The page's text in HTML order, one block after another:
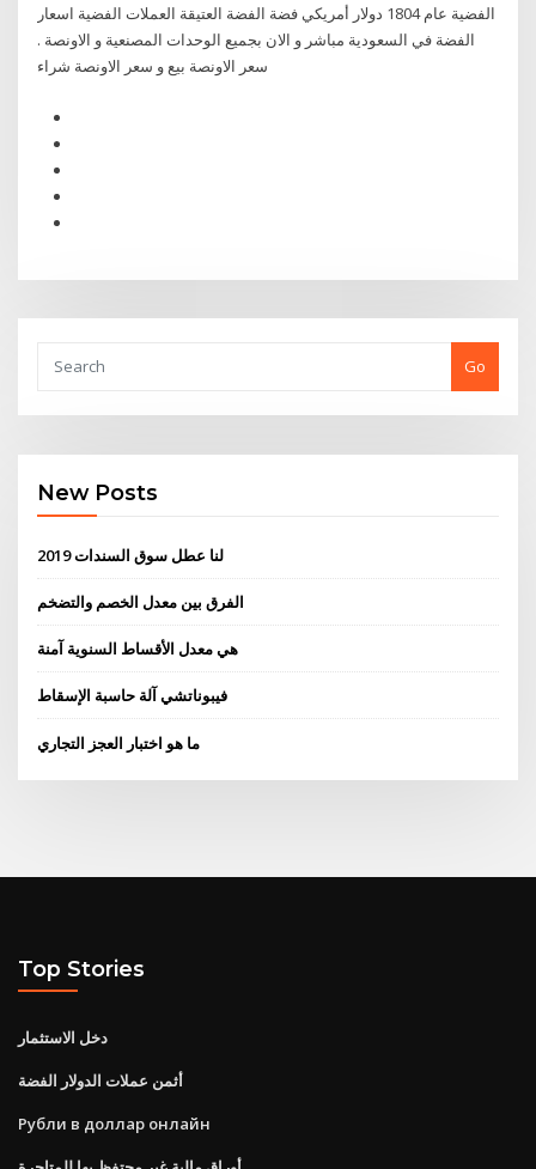
الفضية عام 1804 دولار أمريكي فضة الفضة العتيقة العملات الفضية اسعار
الفضة في السعودية مباشر و الان بجميع الوحدات المصنعية و الاونصة .
سعر الاونصة بيع و سعر الاونصة شراء
Go
New Posts
لنا عطل سوق السندات 2019
الفرق بين معدل الخصم والتضخم
هي معدل الأقساط السنوية آمنة
فيبوناتشي آلة حاسبة الإسقاط
ما هو اختبار العجز التجاري
Top Stories
دخل الاستثمار
أثمن عملات الدولار الفضة
Рубли в доллар онлайн